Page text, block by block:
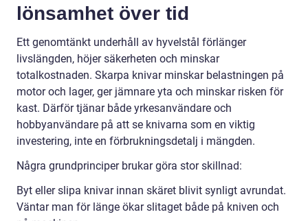
lönsamhet över tid
Ett genomtänkt underhåll av hyvelstål förlänger
livslängden, höjer säkerheten och minskar
totalkostnaden. Skarpa knivar minskar belastningen på
motor och lager, ger jämnare yta och minskar risken för
kast. Därför tjänar både yrkesanvändare och
hobbyanvändare på att se knivarna som en viktig
investering, inte en förbrukningsdetalj i mängden.
Några grundprinciper brukar göra stor skillnad:
Byt eller slipa knivar innan skäret blivit synligt avrundat.
Väntar man för länge ökar slitaget både på kniven och